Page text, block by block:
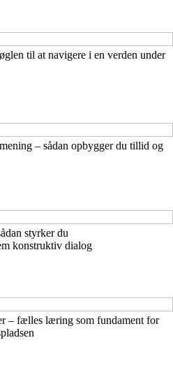
til at navigere i en verden under
– sådan opbygger du tillid og
styrker du
konstruktiv dialog
– fælles læring som fundament for